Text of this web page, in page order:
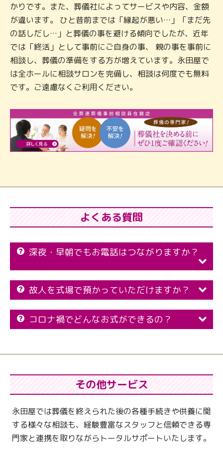
かりです。また、葬儀社によってサービスや内容、金額
が違います。 ひと昔前までは「縁起が悪い…」「まだ先
の話しだし…」と葬儀の事を避ける傾向でしたが、近年
では「終活」として事前にご自身の事、 親の事を事前に
相談し、葬儀の準備をする方が増えています。永田屋で
は全ホールに相談サロンを完備し、相談は何度でも無料
です。ご遠慮なくご利用ください。
よくある質問
深夜・早朝でもお電話はつながりますか？
故人を式場で預かっていただけますか？
コロナ禍でどんなお式ができるの？
その他サービス
永田屋では葬儀を終えられた後の各種手続きや供養に関
する様々な相談も、 経験豊富なスタッフと信頼できる専
門家と連携を取りながらトータルサポートいたします。